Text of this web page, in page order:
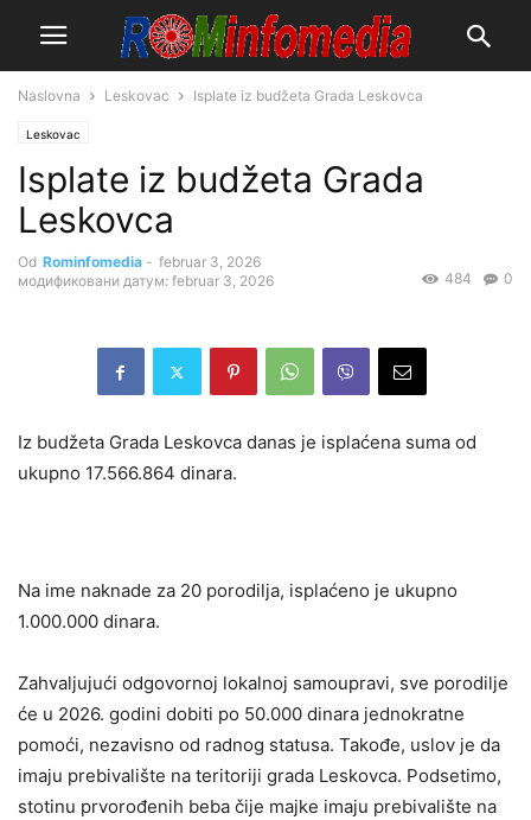
Naslovna Leskovac Isplate iz budžeta Grada Leskovca
Leskovac
Isplate iz budžeta Grada
Leskovca
Od Rominfomedia - februar 3, 2026
модификовани датум: februar 3, 2026
0
484
Iz budžeta Grada Leskovca danas je isplaćena suma od
ukupno 17.566.864 dinara.
Na ime naknade za 20 porodilja, isplaćeno je ukupno
1.000.000 dinara.
Zahvaljujući odgovornoj lokalnoj samoupravi, sve porodilje
će u 2026. godini dobiti po 50.000 dinara jednokratne
pomoći, nezavisno od radnog statusa. Takođe, uslov je da
imaju prebivalište na teritoriji grada Leskovca. Podsetimo,
stotinu prvorođenih beba čije majke imaju prebivalište na